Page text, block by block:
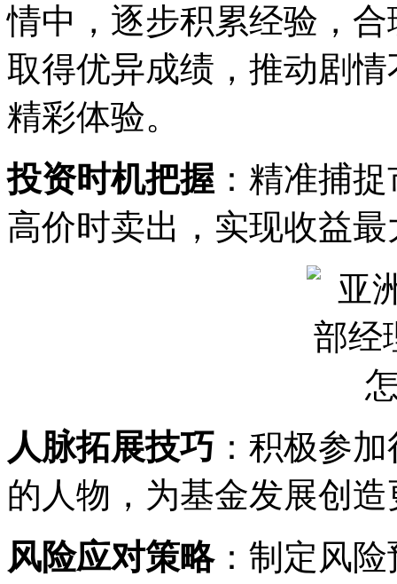
情中，逐步积累经验，
取得优异成绩，推动剧
精彩体验。
投资时机把握 ：精准捕
高价时卖出，实现收益最
人脉拓展技巧 ：积极参
的人物，为基金发展创
风险应对策略：制定风